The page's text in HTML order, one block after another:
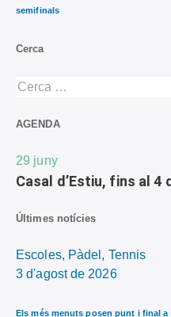
semifinals
Cerca
AGENDA
29 juny
Casal d’Estiu, fins al 4
Últimes notícies
Escoles, Pàdel, Tennis
3 d'agost de 2026
Els més menuts posen punt i final